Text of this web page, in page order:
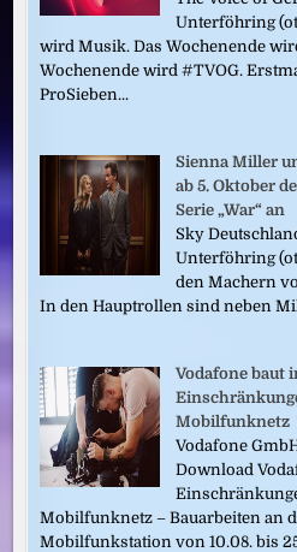
Unterföhring
wird Musik. Das Wochenende
Wochenende wird #TVOG.
ProSieben...
Sienna Miller
ab 5. Oktober
Serie „War“ an
Sky
Unterföhring
den Machern
In den Hauptrollen sind neben
Vodafone baut
Mobilfunknetz
Vodafone
Download
Mobilfunknetz – Bauarbeiten an
Mobilfunkstation von 10.08. bis